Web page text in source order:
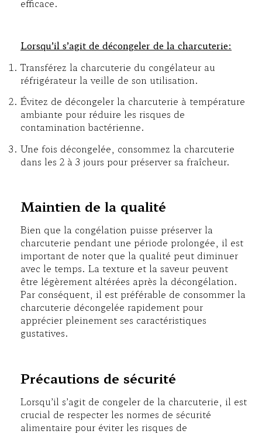
efficace.
Lorsqu’il s’agit de décongeler de la charcuterie:
Transférez la charcuterie du congélateur au
réfrigérateur la veille de son utilisation.
Évitez de décongeler la charcuterie à température
ambiante pour réduire les risques de
contamination bactérienne.
Une fois décongelée, consommez la charcuterie
dans les 2 à 3 jours pour préserver sa fraîcheur.
Maintien de la qualité
Bien que la congélation puisse préserver la
charcuterie pendant une période prolongée, il est
important de noter que la qualité peut diminuer
avec le temps. La texture et la saveur peuvent
être légèrement altérées après la décongélation.
Par conséquent, il est préférable de consommer la
charcuterie décongelée rapidement pour
apprécier pleinement ses caractéristiques
gustatives.
Précautions de sécurité
Lorsqu’il s’agit de congeler de la charcuterie, il est
crucial de respecter les normes de sécurité
alimentaire pour éviter les risques de